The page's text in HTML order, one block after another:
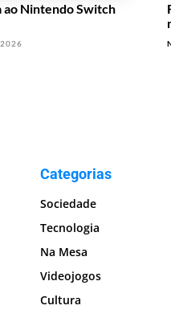
ao Nintendo Switch
Categorias
Sociedade
Tecnologia
Na Mesa
Videojogos
Cultura